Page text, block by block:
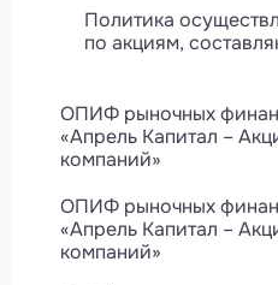
Политика
по акциям,
ОПИФ рыночных
«Апрель Капитал –
компаний»
ОПИФ рыночных
«Апрель Капитал –
компаний»